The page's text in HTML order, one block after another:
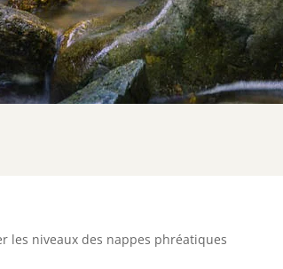
les niveaux des nappes phréatiques